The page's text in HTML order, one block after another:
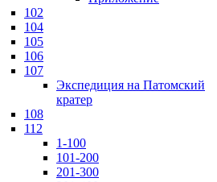
102
104
105
106
107
Экспедиция на Патомский
кратер
108
112
1-100
101-200
201-300